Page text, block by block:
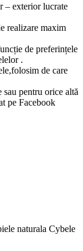
– exterior lucrate
realizare maxim
de preferințele
.
de care
pentru orice altă
pe Facebook
naturala Cybele